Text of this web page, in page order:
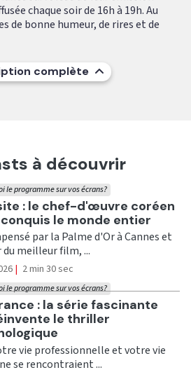
chaque soir de 16h à 19h. Au
de bonne humeur, de rires et de
complète
à découvrir
: le chef-d'œuvre coréen
le monde entier
le programme sur vos écrans?
par la Palme d'Or à Cannes et
du meilleur film, ...
| 2 min 30 sec
: la série fascinante
le thriller
le programme sur vos écrans?
vie professionnelle et votre vie
se rencontraient ...